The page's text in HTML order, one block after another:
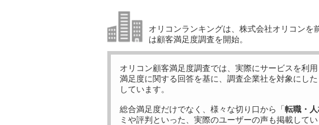
オリコンランキングは、株式会社オリコン
は顧客満足度調査を開始。
オリコン顧客満足度調査では、実際にサービスを利用
満足度に関する回答を基に、調査企業社を対象にした
しています。
総合満足度だけでなく、様々な切り口から「転職・
ミや評判といった、実際のユーザーの声も掲載してい